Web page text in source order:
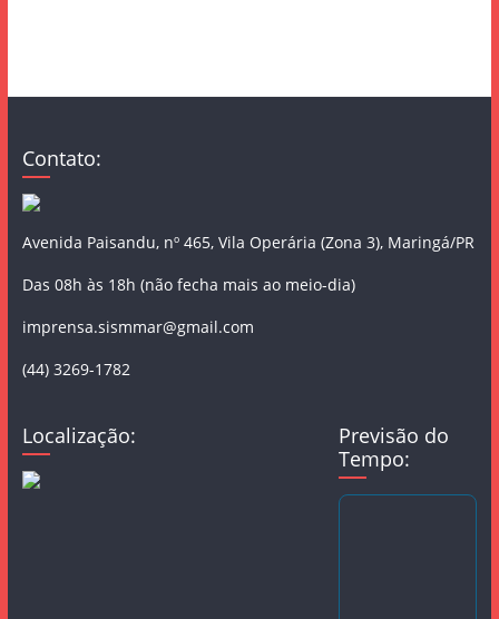
Contato:
Avenida Paisandu, nº 465, Vila Operária (Zona 3), Maringá/PR
Das 08h às 18h (não fecha mais ao meio-dia)
imprensa.sismmar@gmail.com
(44) 3269-1782
Localização:
Previsão do
Tempo: